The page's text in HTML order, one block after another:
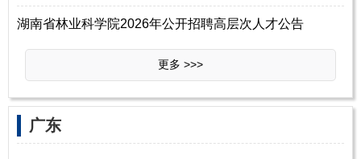
湖南省林业科学院2026年公开招聘高层次人才公告
更多 >>>
‌‌广东